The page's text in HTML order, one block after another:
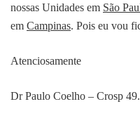
nossas Unidades em São
em Campinas. Pois eu vou
Atenciosamente
Dr Paulo Coelho – Crosp